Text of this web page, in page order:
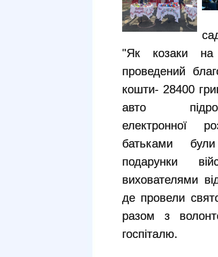
"Як козаки на
проведений
кошти- 28400
авто
електронної
батьками
подарунки
вихователями
де провели
разом з
госпіталю.